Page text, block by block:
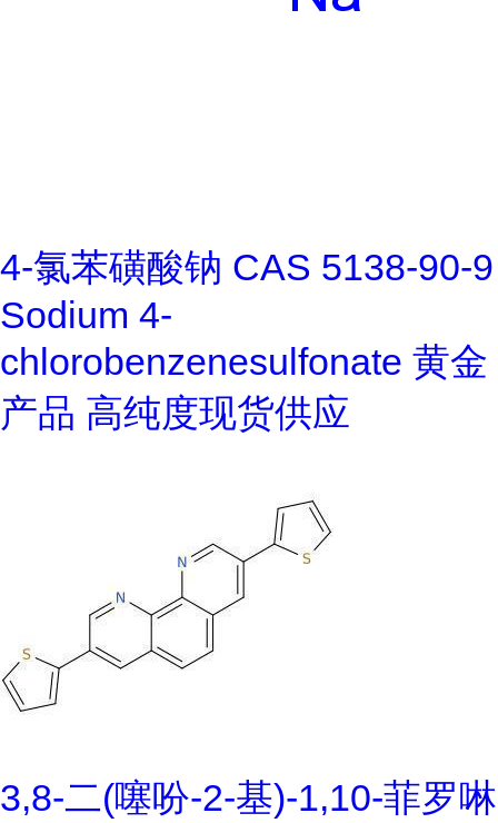
4-氯苯磺酸钠 CAS 5138-90-9
Sodium 4-
chlorobenzenesulfonate 黄金
产品 高纯度现货供应
3,8-二(噻吩-2-基)-1,10-菲罗啉